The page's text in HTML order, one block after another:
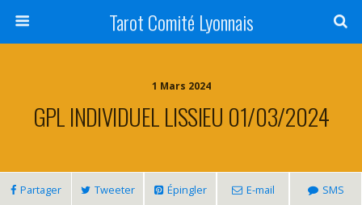
Tarot Comité Lyonnais
1 Mars 2024
GPL INDIVIDUEL LISSIEU 01/03/2024
Partager Tweeter Épingler E-mail SMS